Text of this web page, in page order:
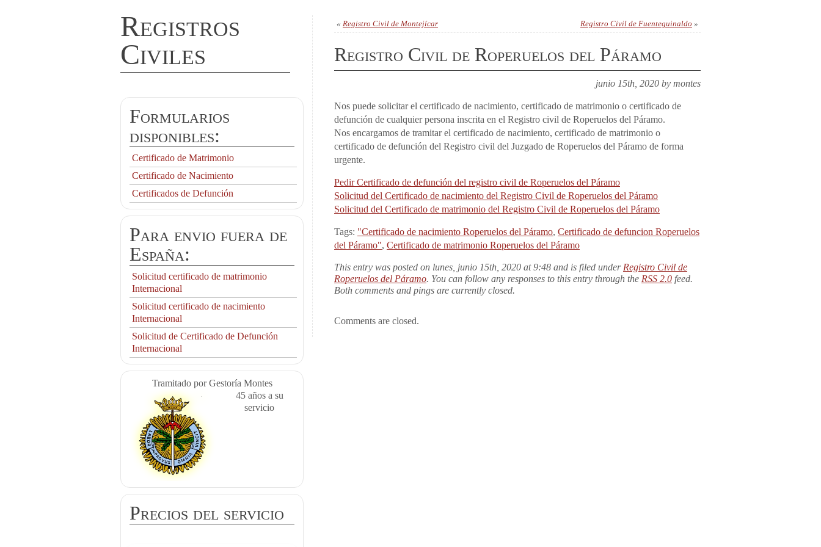
Registros
Civiles
« Registro Civil de Montejícar Registro Civil de Fuenteguinaldo »
Registro Civil de Roperuelos del Páramo
junio 15th, 2020 by montes
Nos puede solicitar el certificado de nacimiento, certificado de matrimonio o certificado de
defunción de cualquier persona inscrita en el Registro civil de Roperuelos del Páramo.
Nos encargamos de tramitar el certificado de nacimiento, certificado de matrimonio o
certificado de defunción del Registro civil del Juzgado de Roperuelos del Páramo de forma
urgente.
Pedir Certificado de defunción del registro civil de Roperuelos del Páramo
Solicitud del Certificado de nacimiento del Registro Civil de Roperuelos del Páramo
Solicitud del Certificado de matrimonio del Registro Civil de Roperuelos del Páramo
Tags: "Certificado de nacimiento Roperuelos del Páramo, Certificado de defuncion Roperuelos
del Páramo", Certificado de matrimonio Roperuelos del Páramo
This entry was posted on lunes, junio 15th, 2020 at 9:48 and is filed under Registro Civil de
Roperuelos del Páramo. You can follow any responses to this entry through the RSS 2.0 feed.
Both comments and pings are currently closed.
Comments are closed.
Formularios
disponibles:
Certificado de Matrimonio
Certificado de Nacimiento
Certificados de Defunción
Para envio fuera de
España:
Solicitud certificado de matrimonio
Internacional
Solicitud certificado de nacimiento
Internacional
Solicitud de Certificado de Defunción
Internacional
Tramitado por Gestoría Montes
45 años a su
servicio
Precios del servicio